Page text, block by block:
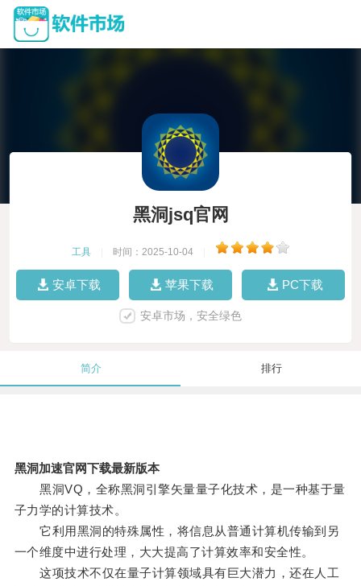
黑洞jsq官网
工具 时间：2025-10-04
安卓下载 苹果下载 PC下载
安卓市场，安全绿色
简介 排行
黑洞加速官网下载最新版本
黑洞VQ，全称黑洞引擎矢量量子化技术，是一种基于量
子力学的计算技术。
它利用黑洞的特殊属性，将信息从普通计算机传输到另
一个维度中进行处理，大大提高了计算效率和安全性。
这项技术不仅在量子计算领域具有巨大潜力，还在人工